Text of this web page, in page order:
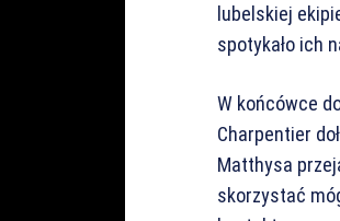
lubelskiej
spotykało ich
W końcówce
Charpentier
Matthysa
skorzystać